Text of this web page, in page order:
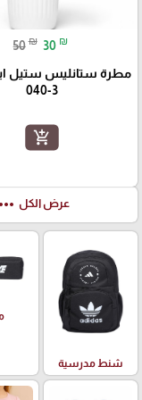
50 ₪ 30 ₪
040-3
add_shopping_cart
عرض الكل more_horiz
شنط مدرسية